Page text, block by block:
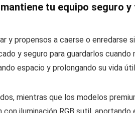
tu equipo seguro y
y propensos a caerse o enredarse
y seguro para guardarlos cuando
espacio y prolongando su vida
mientras que los modelos